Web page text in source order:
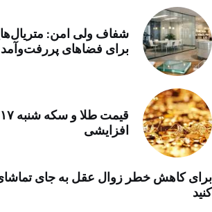
شفاف ولی امن:
برای فضاهای پررفت‌وآمد
افزایشی
برای کاهش خطر زوال عقل به جای تماشای
کنید